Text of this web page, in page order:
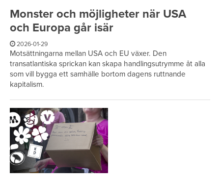
Monster och möjligheter när USA
och Europa går isär
2026-01-29
Motsättningarna mellan USA och EU växer. Den
transatlantiska sprickan kan skapa handlingsutrymme åt alla
som vill bygga ett samhälle bortom dagens ruttnande
kapitalism.